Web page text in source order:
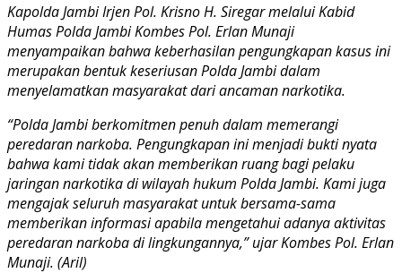
Kapolda Jambi Irjen Pol. Krisno H. Siregar melalui Kabid
Humas Polda Jambi Kombes Pol. Erlan Munaji
menyampaikan bahwa keberhasilan pengungkapan kasus ini
merupakan bentuk keseriusan Polda Jambi dalam
menyelamatkan masyarakat dari ancaman narkotika.
“Polda Jambi berkomitmen penuh dalam memerangi
peredaran narkoba. Pengungkapan ini menjadi bukti nyata
bahwa kami tidak akan memberikan ruang bagi pelaku
jaringan narkotika di wilayah hukum Polda Jambi. Kami juga
mengajak seluruh masyarakat untuk bersama-sama
memberikan informasi apabila mengetahui adanya aktivitas
peredaran narkoba di lingkungannya,” ujar Kombes Pol. Erlan
Munaji. (Aril)